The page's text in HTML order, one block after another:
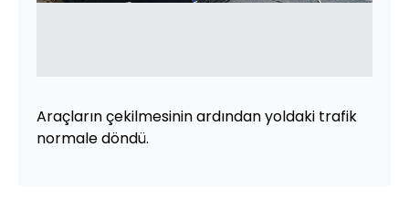
Araçların çekilmesinin ardından yoldaki trafik
normale döndü.